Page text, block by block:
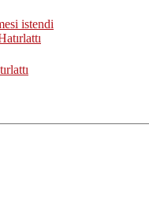
istendi